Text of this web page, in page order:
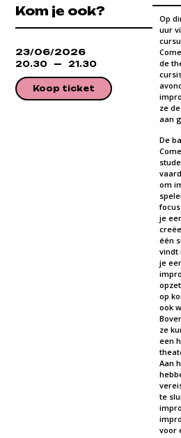
Kom je ook?
23/06/2026
20.30 21.30
Koop ticket
Op
uur
de
ze
aan
De
om
je
één
vindt
je
op
ook
ze
een
Aan
te
voor